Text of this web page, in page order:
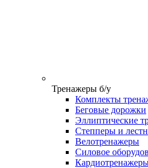
Тренажеры б/у
Комплекты
Беговые дорожки
Эллиптические
Степперы и
Велотренажеры
Силовое